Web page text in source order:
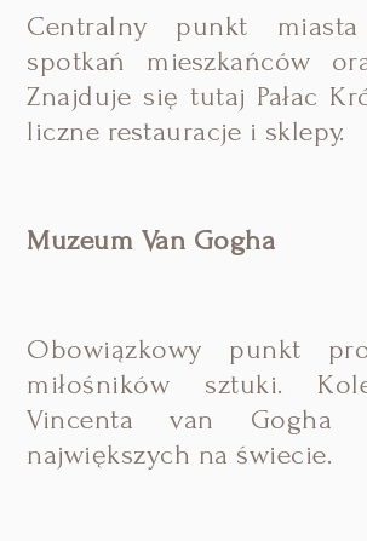
Centralny punkt
spotkań mieszkańców
Znajduje się tutaj Pałac
liczne restauracje i sklepy.
Muzeum Van Gogha
Obowiązkowy punkt
miłośników sztuki.
Vincenta van Gogha
największych na świecie.